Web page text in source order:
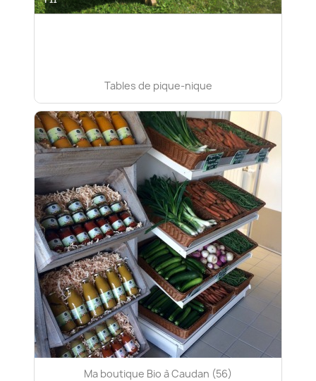
Tables de pique-nique
Ma boutique Bio à Caudan (56)